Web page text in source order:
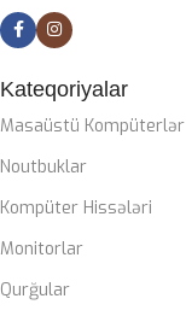
Kateqoriyalar
Masaüstü Kompüterlər
Noutbuklar
Kompüter Hissələri
Monitorlar
Qurğular